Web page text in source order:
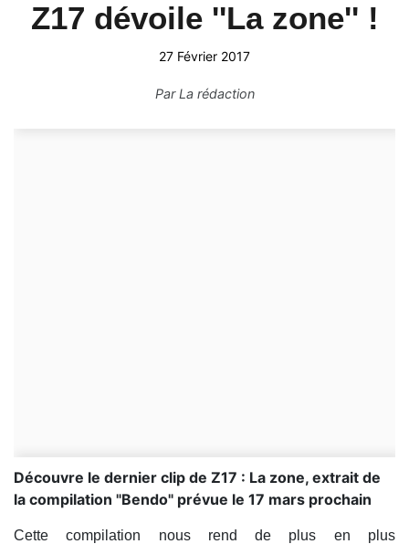
Z17 dévoile ''La zone'' !
27 Février 2017
ParLa rédaction
Découvre le dernier clip de Z17 : La zone, extrait de
la compilation "Bendo" prévue le 17 mars prochain
Cette compilation nous rend de plus en plus